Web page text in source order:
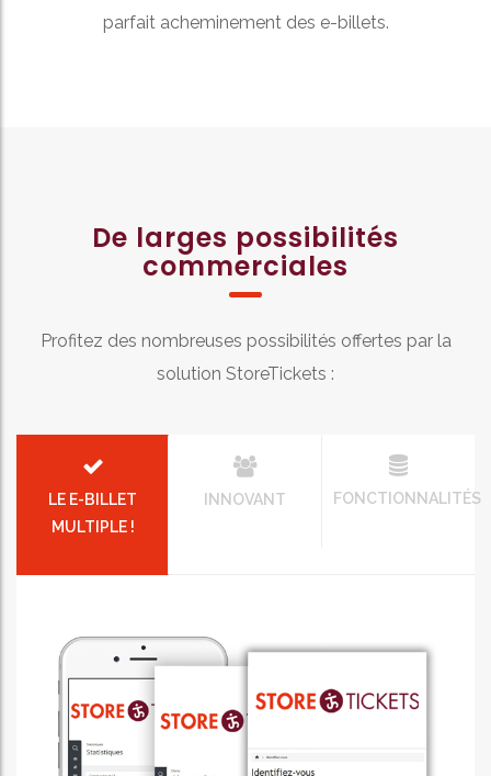
parfait acheminement des e-billets.
De larges possibilités
commerciales
Profitez des nombreuses possibilités offertes par la
solution StoreTickets :
LE E-BILLET
MULTIPLE !
INNOVANT FONCTIONNALITÉS